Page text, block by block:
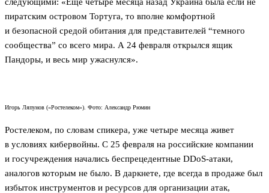
пиратским островом Тортуга, то вполне комфортной
и безопасной средой обитания для представителей “темного
сообщества” со всего мира. А 24 февраля открылся ящик
Пандоры, и весь мир ужаснулся».
Игорь Ляпунов («Ростелеком»). Фото: Александр Рюмин
Ростелеком, по словам спикера, уже четыре месяца живет
в условиях кибервойны. С 25 февраля на российские компании
и госучреждения начались беспрецедентные DDoS-атаки,
аналогов которым не было. В даркнете, где всегда в продаже был
избыток инструментов и ресурсов для организации атак,